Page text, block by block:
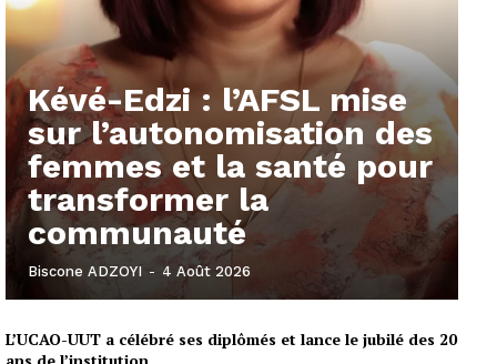
Kévé-Edzi : l’AFSL mise
sur l’autonomisation des
femmes et la santé pour
transformer la
communauté
Biscone ADZOYI - 4 Août 2026
L’UCAO-UUT a célébré ses diplômés et lance le jubilé des 20